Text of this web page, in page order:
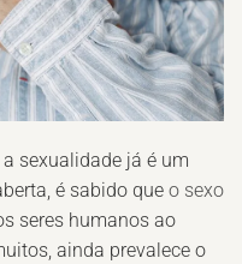
sexualidade já é um
é sabido que o sexo
seres humanos ao
ainda prevalece o